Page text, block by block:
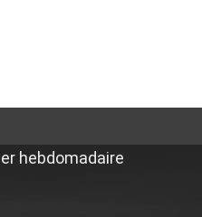
hebdomadaire